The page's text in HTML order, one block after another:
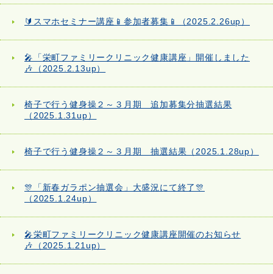
🔰スマホセミナー講座📱参加者募集📱（2025.2.26up）
🎤「栄町ファミリークリニック健康講座」開催しました
🎶（2025.2.13up）
椅子で行う健身操２～３月期 追加募集分抽選結果
（2025.1.31up）
椅子で行う健身操２～３月期 抽選結果（2025.1.28up）
🎊「新春ガラポン抽選会」大盛況にて終了🎊
（2025.1.24up）
🎤栄町ファミリークリニック健康講座開催のお知らせ
🎶（2025.1.21up）